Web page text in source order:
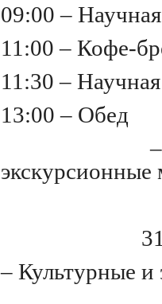
09:00 –
11:00 – Кофе-
11:30 –
13:00 – Обед
экскурсионные
– Культурные и